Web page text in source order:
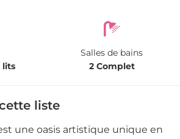
lits
Salles de bains
2 Complet
liste
une oasis artistique unique en